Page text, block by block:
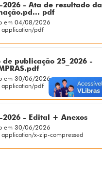
2026 - Ata de resultado da
pdf
em 04/08/2026
application/pdf
de publicação 25_2026 -
em 30/06/2026
application/pdf
2026 - Edital + Anexos
em 30/06/2026
application/x-zip-compressed